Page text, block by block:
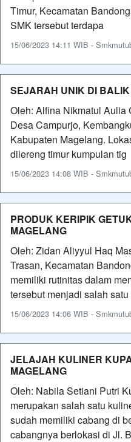
Timur, Kecamatan
SMK tersebut terdapa
15/06/2023 14:11 WIB -
SEJARAH UNIK DI
Oleh: Alfina Nikmatul Aulia
Desa Campurjo,
Kabupaten Magelang.
dilereng timur kumpulan tig
15/06/2023 14:08 WIB -
PRODUK KERIPIK
MAGELANG
Oleh: Zidan Aliyyul Haq
Trasan, Kecamatan
memiliki rutinitas dalam
tersebut menjadi salah satu
15/06/2023 14:06 WIB -
JELAJAH KULINER
MAGELANG
Oleh: Nabila Setiani Putri
merupakan salah satu
sudah memiliki cabang di
cabangnya berlokasi di Jl.